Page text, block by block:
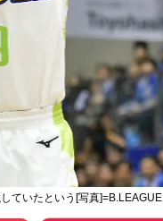
ていたという[写真]=B.LEAGUE